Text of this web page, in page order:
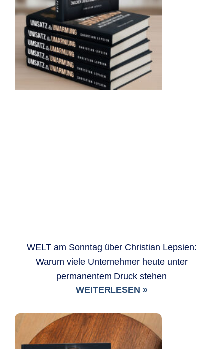
WELT am Sonntag über Christian Lepsien:
Warum viele Unternehmer heute unter
permanentem Druck stehen
WEITERLESEN »